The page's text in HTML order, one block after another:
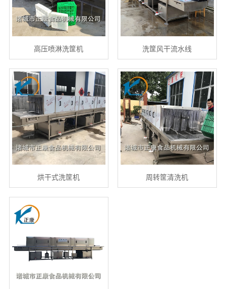
高压喷淋洗筐机 洗筐风干流水线
烘干式洗筐机 周转筐清洗机